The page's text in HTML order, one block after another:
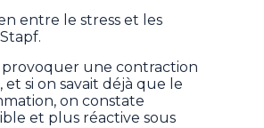
entre le stress et les
provoquer une contraction
si on savait déjà que le
on constate
et plus réactive sous